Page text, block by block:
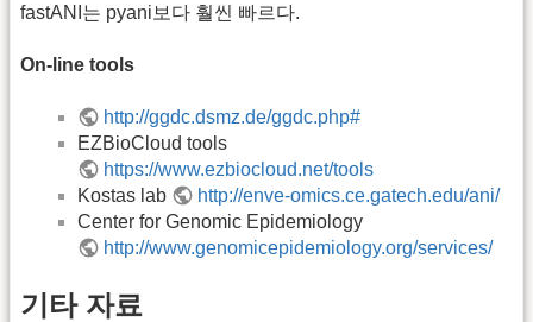
fastANI는 pyani보다 훨씬 빠르다.
On-line tools
http://ggdc.dsmz.de/ggdc.php#
EZBioCloud tools
https://www.ezbiocloud.net/tools
Kostas lab
http://enve-omics.ce.gatech.edu/ani/
Center for Genomic Epidemiology
http://www.genomicepidemiology.org/services/
기타 자료